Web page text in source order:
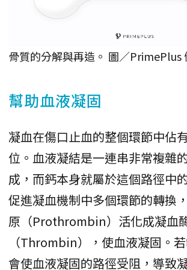
骨質的分解與再造。 圖／PrimePlus
幫助血液凝固
凝血在傷口止血的整個環節中佔
位。血液凝結是一連串非常複雜
成，而鈣本身就屬於這個路徑中
促進凝血機制中多個環節的轉換
原（Prothrombin）活化成凝血
（Thrombin），使血液凝固。
會使血液凝固的路徑受阻，導致